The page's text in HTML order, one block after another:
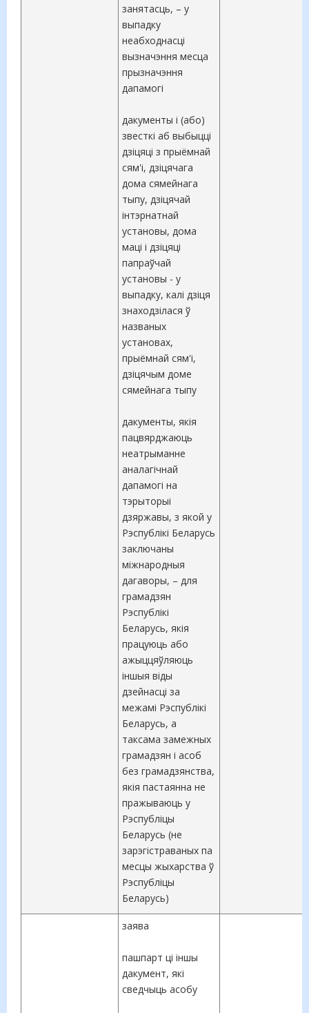
занятасць, – у
выпадку
неабходнасці
вызначэння месца
прызначэння
дапамогі
дакументы і (або)
звесткі аб выбыцці
дзіцяці з прыёмнай
сям'і, дзіцячага
дома сямейнага
тыпу, дзіцячай
інтэрнатнай
установы, дома
маці і дзіцяці
папраўчай
установы - у
выпадку, калі дзіця
знаходзілася ў
названых
установах,
прыёмнай сям'і,
дзіцячым доме
сямейнага тыпу
дакументы, якія
пацвярджаюць
неатрыманне
аналагічнай
дапамогі на
тэрыторыі
дзяржавы, з якой у
Рэспублікі Беларусь
заключаны
міжнародныя
дагаворы, – для
грамадзян
Рэспублікі
Беларусь, якія
працуюць або
ажыццяўляюць
іншыя віды
дзейнасці за
межамі Рэспублікі
Беларусь, а
таксама замежных
грамадзян і асоб
без грамадзянства,
якія пастаянна не
пражываюць у
Рэспубліцы
Беларусь (не
зарэгістраваных па
месцы жыхарства ў
Рэспубліцы
Беларусь)
заява
пашпарт ці іншы
дакумент, які
сведчыць асобу